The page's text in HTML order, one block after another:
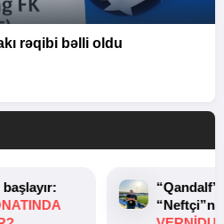
rəqibi bəlli oldu